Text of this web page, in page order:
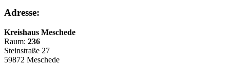
Adresse:
Kreishaus Meschede
Raum: 236
Steinstraße 27
59872 Meschede